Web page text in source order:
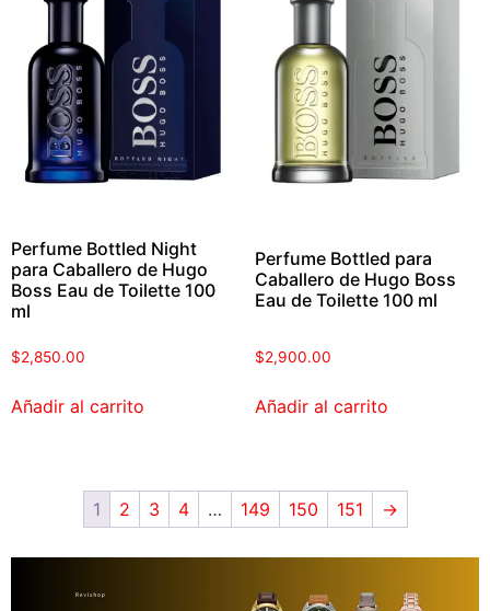
Perfume Bottled Night
para Caballero de Hugo
Boss Eau de Toilette 100
ml
$2,850.00
Añadir al carrito
Perfume Bottled para
Caballero de Hugo Boss
Eau de Toilette 100 ml
$2,900.00
Añadir al carrito
1 2 3 4 … 149 150 151 →